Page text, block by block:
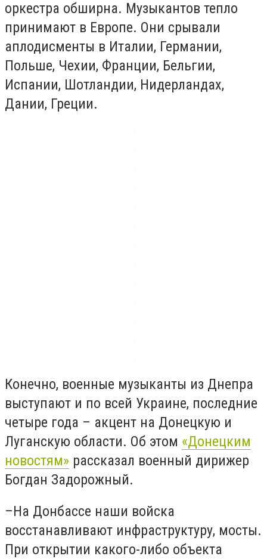
оркестра обширна. Музыкантов тепло
принимают в Европе. Они срывали
аплодисменты в Италии, Германии,
Польше, Чехии, Франции, Бельгии,
Испании, Шотландии, Нидерландах,
Дании, Греции.
Конечно, военные музыканты из Днепра
выступают и по всей Украине, последние
четыре года – акцент на Донецкую и
Луганскую области. Об этом «Донецким
новостям» рассказал военный дирижер
Богдан Задорожный.
–На Донбассе наши войска
восстанавливают инфраструктуру, мосты.
При открытии какого-либо объекта